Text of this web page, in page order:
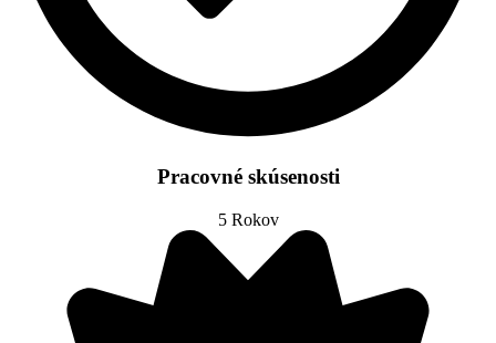
Pracovné skúsenosti
5 Rokov